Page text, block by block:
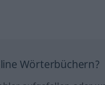
Wörterbüchern?